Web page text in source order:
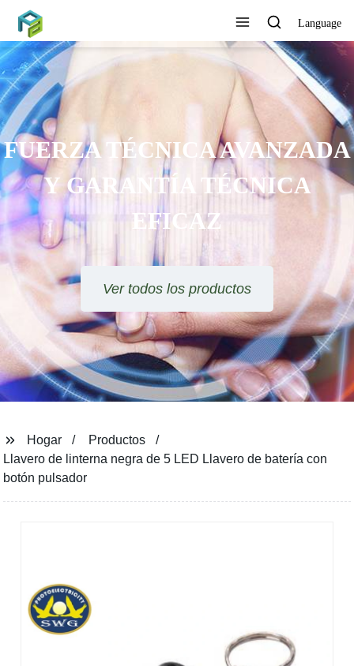
Language
FUERZA TÉCNICA AVANZADA
Y GARANTÍA TÉCNICA
EFICAZ
Ver todos los productos
Hogar
Productos
Llavero de linterna negra de 5 LED Llavero de batería con
botón pulsador